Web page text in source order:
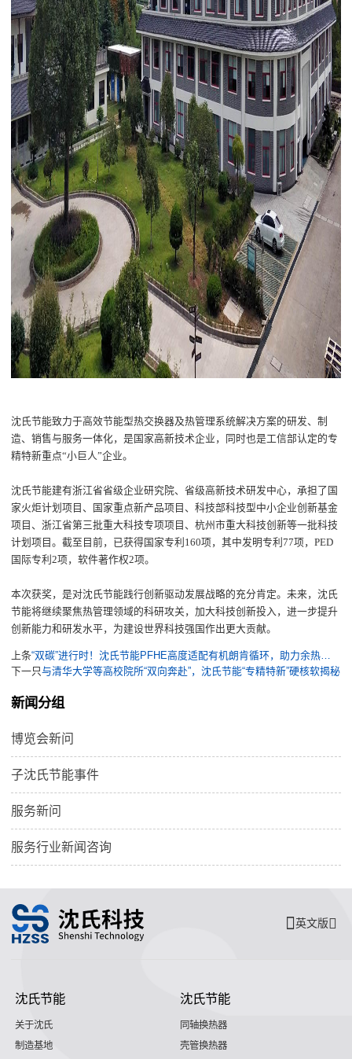
沈氏节能致力于高效节能型热交换器及热管理系统解决方案的研发、制
造、销售与服务一体化，是国家高新技术企业 ， 同时也是工信部认定的专
精特新重点“小巨人”企业。
沈氏节能建有浙江省省级企业研究院、省级高新技术研发中心，承担了国
家火炬计划项目、国家重点新产品项目、科技部科技型中小企业创新基金
项目、浙江省第三批重大科技专项项目、杭州市重大科技创新等一批科技
计划项目。截至目前， 已获得国家专利 160项，其中发明专利77项，PED
国际专利2项，软件著作权2项。
本次获奖，是对沈氏节能践行创新驱动发展战略的充分肯定。未来，沈氏
节能将继续聚焦热管理领域的科研攻关 ，加大科技创新投入，进一步提升
创新能力和研发水平，为建设世界科技强国作出更大贡献。
上条
下一只与清华大学等高校院所“双向奔赴”，沈氏节能“专精特新”硬核软揭秘
新闻分组
博览会新问
子沈氏节能事件
服务新问
服务行业新闻咨询
英文版
沈氏节能
关于沈氏
制造基地
沈氏节能
同轴换热器
壳管换热器